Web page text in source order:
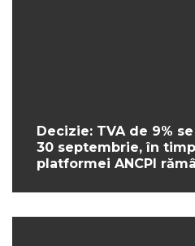
Decizie: TVA de 9%
30 septembrie, în
platformei ANCPI